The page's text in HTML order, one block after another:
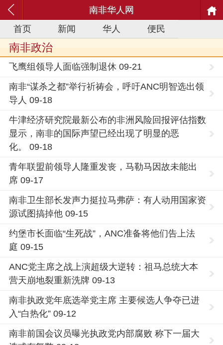
南非华人网
首页
新闻 华人 便民
南非政治
飞鹰组领导人面临强制退休 09-21
南非“谋杀之都”举行祈祷会，呼吁ANC明智选出领
导人 09-18
牛津经济研究院最新公布的非洲风险回报评估指数
显示，南非的国际声望已经出现了明显的恶
化。 09-18
青年联盟前领导人隆重发丧，马勒马因故未能出
席 09-17
南非卫生部长发声力挺拉马弗萨：有人动用国家资
源试图搞掉他 09-15
约堡市长面临“生死战”，ANC准备将他们告上法
庭 09-15
ANC党主席之战上演超级大逆转：祖马总统大本
营天崩地裂重新洗牌 09-13
南非执政党年底选举党主席 主要候选人争夺已进
入“白热化” 09-12
南非前国会议员曝光执政党内部腐败 称下一届大